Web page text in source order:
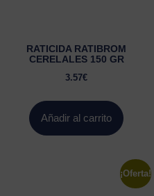
RATICIDA RATIBROM
CERELALES 150 GR
3.57€
Añadir al carrito
¡Oferta!